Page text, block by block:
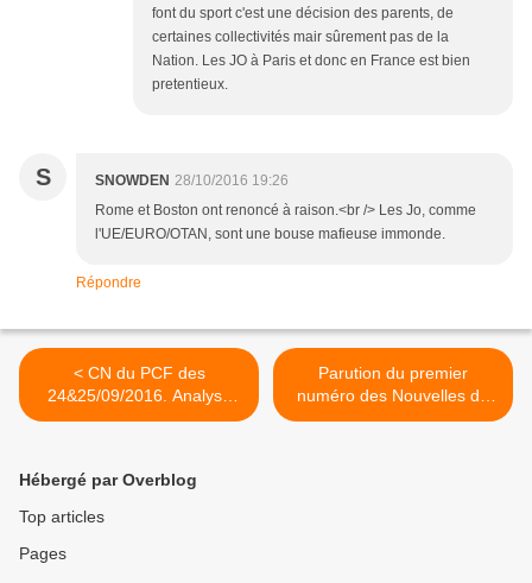
font du sport c'est une décision des parents, de
certaines collectivités mair sûrement pas de la
Nation. Les JO à Paris et donc en France est bien
pretentieux.
S SNOWDEN 28/10/2016 19:26
Rome et Boston ont renoncé à raison.<br /> Les Jo, comme
l'UE/EURO/OTAN, sont une bouse mafieuse immonde.
Répondre
< CN du PCF des
24&25/09/2016. Analyse
d’Emmanuel Dang Tran.
politique, de tenir les
communistes à l’écart:
Parution du premier
numéro des Nouvelles du
15e - journal du PCF Paris
Hébergé par Overblog
Top articles
Pages